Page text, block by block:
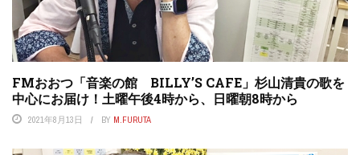
FMおおつ「音楽の館 BILLY’S CAFE」杉山清貴の歌を
中心にお届け！土曜午後4時から、日曜朝8時から
2021年8月13日 BY M.FURUTA